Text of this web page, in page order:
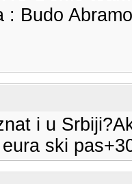
: Budo
i u
ski